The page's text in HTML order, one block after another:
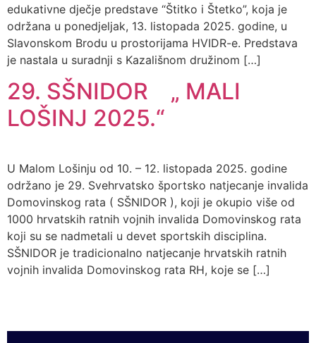
edukativne dječje predstave “Štitko i Štetko”, koja je
održana u ponedjeljak, 13. listopada 2025. godine, u
Slavonskom Brodu u prostorijama HVIDR-e. Predstava
je nastala u suradnji s Kazališnom družinom […]
29. SŠNIDOR „ MALI
LOŠINJ 2025.“
U Malom Lošinju od 10. – 12. listopada 2025. godine
održano je 29. Svehrvatsko športsko natjecanje invalida
Domovinskog rata ( SŠNIDOR ), koji je okupio više od
1000 hrvatskih ratnih vojnih invalida Domovinskog rata
koji su se nadmetali u devet sportskih disciplina.
SŠNIDOR je tradicionalno natjecanje hrvatskih ratnih
vojnih invalida Domovinskog rata RH, koje se […]